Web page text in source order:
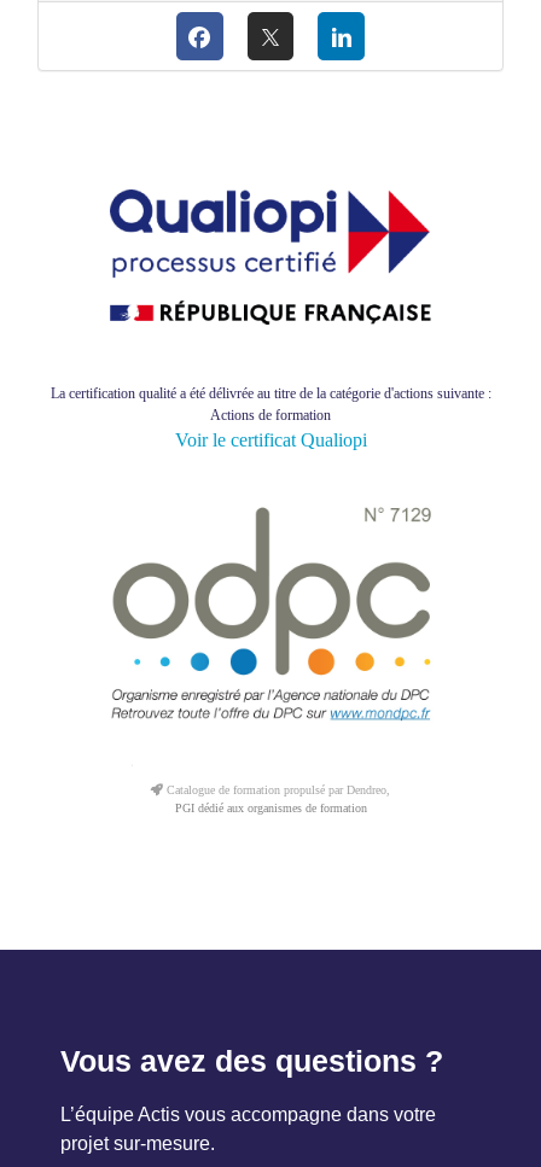
La certification qualité a été délivrée au titre de la catégorie d'actions suivante :
Actions de formation
Voir le certificat Qualiopi
Catalogue de formation propulsé par Dendreo,
PGI dédié aux organismes de formation
Vous avez des questions ?
L’équipe Actis vous accompagne dans votre
projet sur-mesure.